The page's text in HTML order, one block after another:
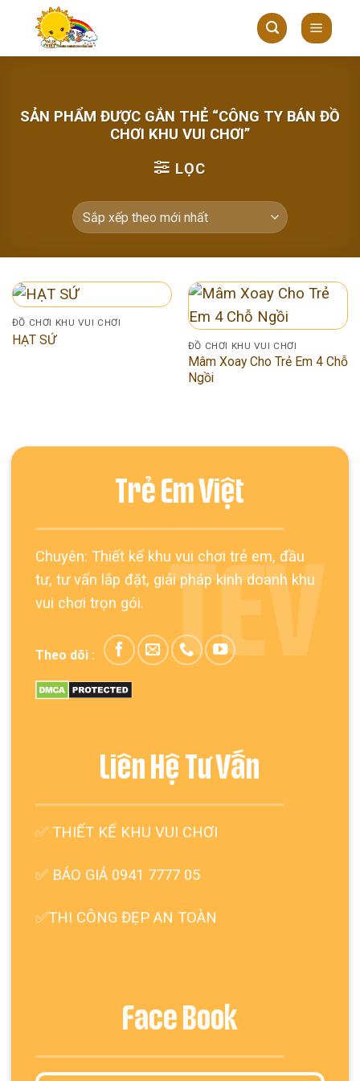
content
SẢN PHẨM ĐƯỢC GẮN THẺ “CÔNG TY BÁN ĐỒ
CHƠI KHU VUI CHƠI”
LỌC
ĐỒ CHƠI KHU VUI CHƠI
HẠT SỨ ĐỒ CHƠI KHU VUI CHƠI
Mâm Xoay Cho Trẻ Em 4 Chỗ
Ngồi
Trẻ Em Việt
Chuyên: Thiết kế khu vui chơi trẻ em, đầu
tư, tư vấn lắp đặt, giải pháp kinh doanh khu
vui chơi trọn gói.
Theo dõi : TEV
Liên Hệ Tư Vấn
✅THIẾT KẾ KHU VUI CHƠI
✅ BÁO GIÁ 0941 7777 05
✅THI CÔNG ĐẸP AN TOÀN
Face Book